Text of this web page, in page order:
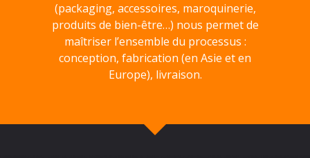
(packaging, accessoires, maroquinerie,
produits de bien-être…) nous permet de
maîtriser l’ensemble du processus :
conception, fabrication (en Asie et en
Europe), livraison.